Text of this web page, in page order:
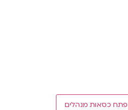
פתח כסאות מנהלים